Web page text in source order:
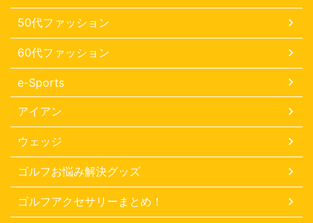
50代ファッション
60代ファッション
e-Sports
アイアン
ウェッジ
ゴルフお悩み解決グッズ
ゴルフアクセサリーまとめ！